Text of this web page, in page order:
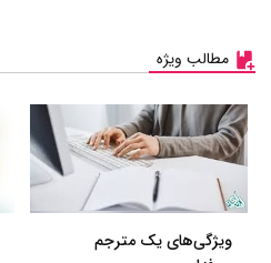
مطالب ویژه
ویژگی‌های یک مترجم